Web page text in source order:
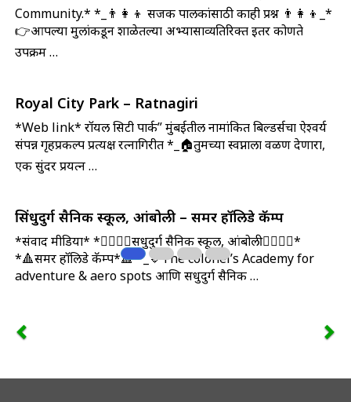
Community.* *_👨‍👩‍👦 सजक पालकांसाठी काही प्रश्न 👨‍👩‍👦_*
👉आपल्या मुलांकडून शाळेतल्या अभ्यासाव्यतिरिक्त इतर कोणते
उपक्रम …
Royal City Park – Ratnagiri
*Web link* रॉयल सिटी पार्क” मुंबईतील नामांकित बिल्डर्सचा ऐश्वर्य
संपन्न गृहप्रकल्प प्रत्यक्ष रत्नागिरीत*_🏠तुमच्या स्वप्नाला वळण देणारा,
एक सुंदर प्रयत्न …
सिंधुदुर्ग सैनिक स्कूल, आंबोली – समर हॉलिडे कॅम्प
*संवाद मीडिया* *👮‍♂️👮‍♂️सिंधुदुर्ग सैनिक स्कूल, आंबोली👮‍♂️👮‍♂️*
*🔺समर हॉलिडे कॅम्प*🔺 *_🔹The colonel’s Academy for
adventure & aero spots आणि सिंधुदुर्ग सैनिक …